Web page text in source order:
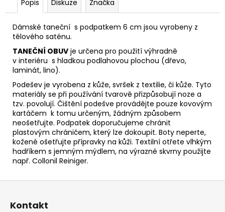
Popis Diskuze Značka
Dámské taneční s podpatkem 6 cm jsou vyrobeny z
tělového saténu.
TANEČNÍ OBUV je určena pro použití výhradně
v interiéru s hladkou podlahovou plochou (dřevo,
laminát, lino).
Podešev je vyrobena z kůže, svršek z textilie, či kůže. Tyto
materiály se při používání tvarově přizpůsobují noze a
tzv. povolují. Čištění podešve provádějte pouze kovovým
kartáčem k tomu určeným, žádným způsobem
neošetřujte. Podpatek doporučujeme chránit
plastovým chráničem, který lze dokoupit. Boty neperte,
kožené ošetřujte přípravky na kůži. Textilní otřete vlhkým
hadříkem s jemným mýdlem, na výrazné skvrny použijte
např. Collonil Reiniger.
Z
Kontakt